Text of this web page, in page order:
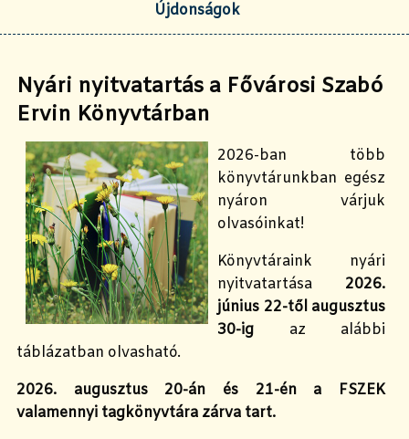
Újdonságok
Nyári nyitvatartás a Fővárosi Szabó
Ervin Könyvtárban
2026-ban több
könyvtárunkban egész
nyáron várjuk
olvasóinkat!
Könyvtáraink nyári
nyitvatartása 2026.
június 22-től augusztus
30-ig az alábbi
táblázatban olvasható.
2026. augusztus 20-án és 21-én a FSZEK
valamennyi tagkönyvtára zárva tart.